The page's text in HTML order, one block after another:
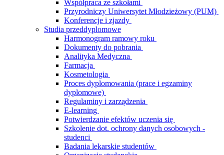
Współpraca ze szkołami
Przyrodniczy Uniwersytet Młodzieżowy (PUM)
Konferencje i zjazdy
Studia przeddyplomowe
Harmonogram ramowy roku
Dokumenty do pobrania
Analityka Medyczna
Farmacja
Kosmetologia
Proces dyplomowania (prace i egzaminy
dyplomowe)
Regulaminy i zarządzenia
E-learning
Potwierdzanie efektów uczenia się
Szkolenie dot. ochrony danych osobowych -
studenci
Badania lekarskie studentów